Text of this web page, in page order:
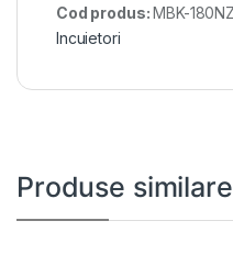
Cod produs:MBK-
Incuietori
Produse similare